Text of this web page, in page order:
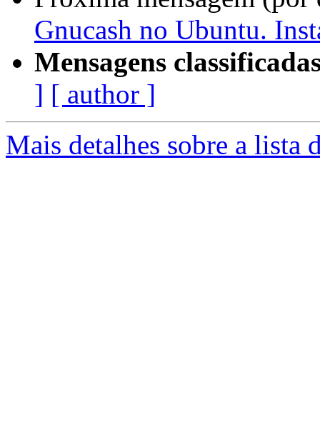
Gnucash no Ubuntu.
Mensagens
] [ author ]
Mais detalhes sobre a lista